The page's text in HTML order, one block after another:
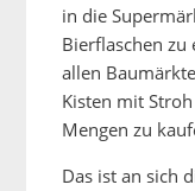
in die
Bierflaschen
allen
Kisten mit
Mengen zu
Das ist an sich